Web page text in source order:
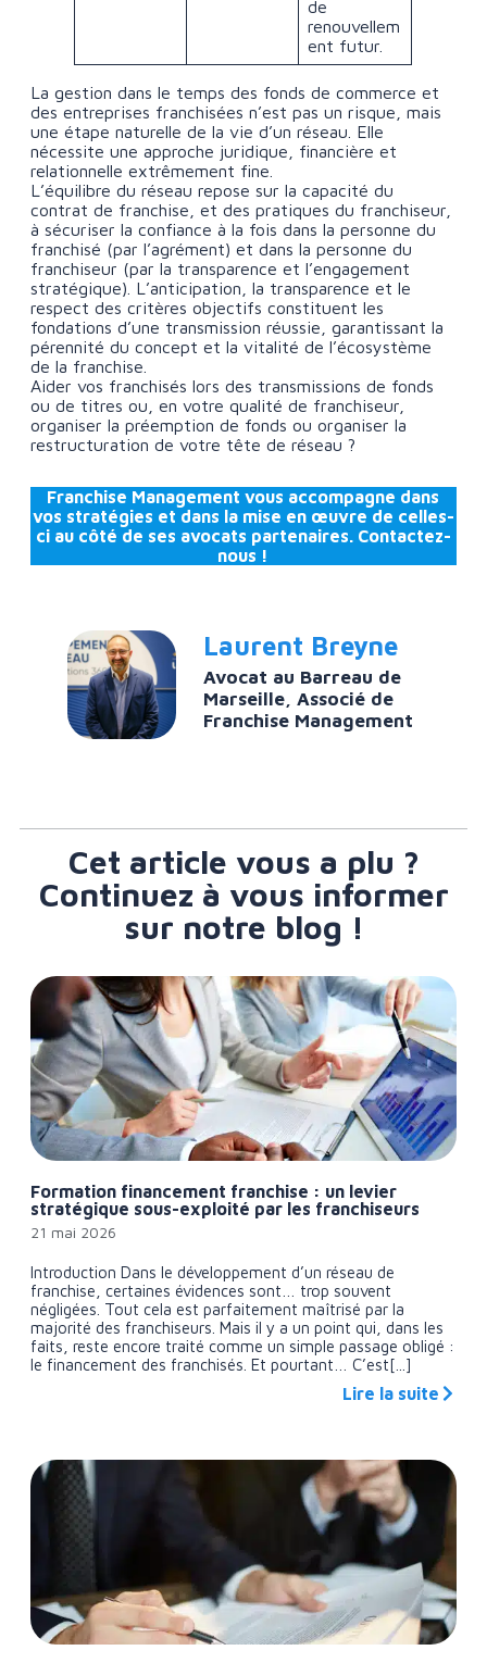
de
renouvellem
ent futur.
La gestion dans le temps des fonds de commerce et
des entreprises franchisées n’est pas un risque, mais
une étape naturelle de la vie d’un réseau. Elle
nécessite une approche juridique, financière et
relationnelle extrêmement fine.
L’équilibre du réseau repose sur la capacité du
contrat de franchise, et des pratiques du franchiseur,
à sécuriser la confiance à la fois dans la personne du
franchisé (par l’agrément) et dans la personne du
franchiseur (par la transparence et l’engagement
stratégique). L’anticipation, la transparence et le
respect des critères objectifs constituent les
fondations d’une transmission réussie, garantissant la
pérennité du concept et la vitalité de l’écosystème
de la franchise.
Aider vos franchisés lors des transmissions de fonds
ou de titres ou, en votre qualité de franchiseur,
organiser la préemption de fonds ou organiser la
restructuration de votre tête de réseau ?
Franchise Management vous accompagne dans
vos stratégies et dans la mise en œuvre de celles-
ci au côté de ses avocats partenaires. Contactez-
nous !
Laurent Breyne
Avocat au Barreau de
Marseille, Associé de
Franchise Management
Cet article vous a plu ?
Continuez à vous informer
sur notre blog !
Formation financement franchise : un levier
stratégique sous-exploité par les franchiseurs
21 mai 2026
Introduction Dans le développement d’un réseau de
franchise, certaines évidences sont… trop souvent
négligées. Tout cela est parfaitement maîtrisé par la
majorité des franchiseurs. Mais il y a un point qui, dans les
faits, reste encore traité comme un simple passage obligé :
le financement des franchisés. Et pourtant… C’est[...]
Lire la suite